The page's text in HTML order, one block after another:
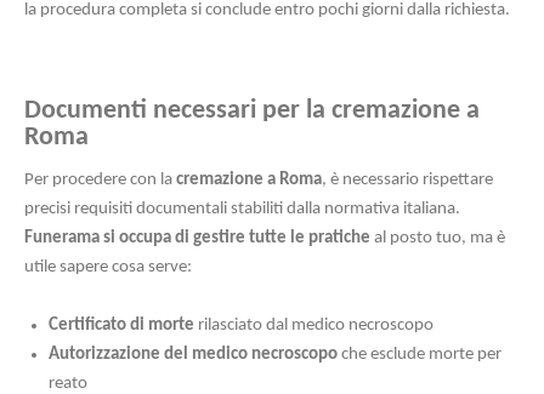
la procedura completa si conclude entro pochi giorni dalla richiesta.
Documenti necessari per la cremazione a
Roma
Per procedere con la cremazione a Roma, è necessario rispettare
precisi requisiti documentali stabiliti dalla normativa italiana.
Funerama si occupa di gestire tutte le pratiche al posto tuo, ma è
utile sapere cosa serve:
Certificato di morte rilasciato dal medico necroscopo
Autorizzazione del medico necroscopo che esclude morte per
reato